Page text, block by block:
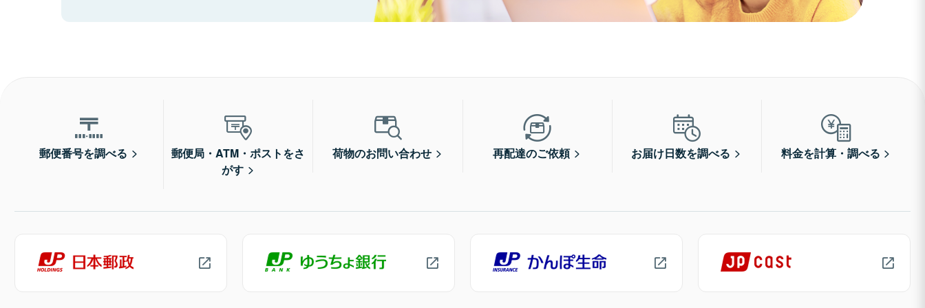
郵便番号を調べる
郵便局・ATM・ポストをさ
がす
荷物のお問い合わせ 再配達のご依頼 お届け日数を調べる 料金を計算・調べる